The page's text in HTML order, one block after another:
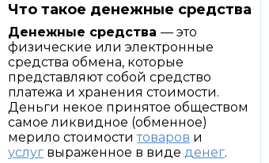
Что такое денежные средства
Денежные средства — это
физические или электронные
средства обмена, которые
представляют собой средство
платежа и хранения стоимости.
Деньги некое принятое обществом
самое ликвидное (обменное)
мерило стоимоститоваров и
услуг выраженное в виде денег.